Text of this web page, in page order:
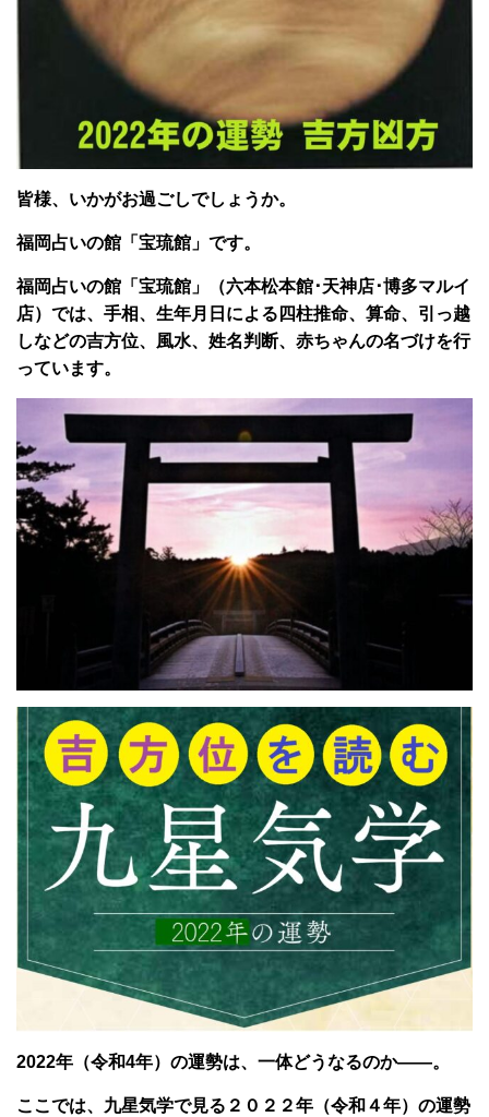
皆様、いかがお過ごしでしょうか。
福岡占いの館「宝琉館」です。
福岡占いの館「宝琉館」（六本松本館･天神店･博多マルイ
店）では、手相、生年月日による四柱推命、算命、引っ越
しなどの吉方位、風水、姓名判断、赤ちゃんの名づけを行
っています。
2022年（令和4年）の運勢は、一体どうなるのか――。
ここでは、九星気学で見る２０２２年（令和４年）の運勢